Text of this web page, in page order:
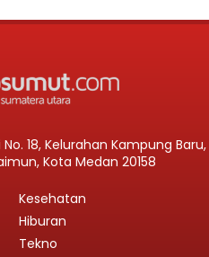
18, Kelurahan Kampung Baru,
Kota Medan 20158
Kesehatan
Hiburan
Tekno